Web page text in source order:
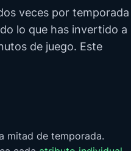
veces por temporada
lo que has invertido a
de juego. Este
mitad de temporada.